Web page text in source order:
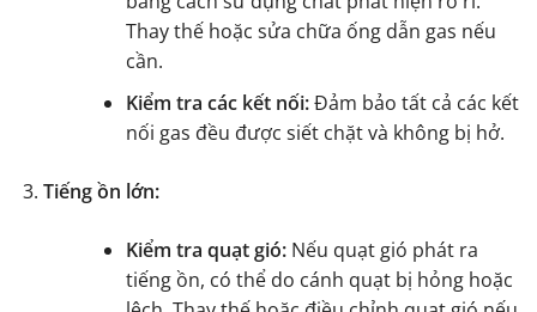
Thay thế hoặc sửa chữa ống dẫn gas nếu
cần.
Kiểm tra các kết nối:Đảm bảo tất cả các kết
nối gas đều được siết chặt và không bị hở.
Tiếng ồn lớn:
Kiểm tra quạt gió:Nếu quạt gió phát ra
tiếng ồn, có thể do cánh quạt bị hỏng hoặc